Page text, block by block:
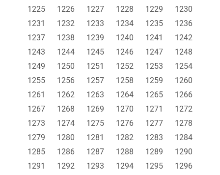
1225
1226 1227 1228 1229
1230
1231
1232 1233 1234 1235
1236
1237
1238 1239 1240 1241
1242
1243
1244 1245 1246 1247
1248
1249
1250 1251 1252 1253
1254
1255
1256 1257 1258 1259
1260
1261
1262 1263 1264 1265
1266
1267
1268 1269 1270 1271
1272
1273
1274 1275 1276 1277
1278
1279
1280 1281 1282 1283
1284
1285
1286 1287 1288 1289
1290
1291
1292 1293 1294 1295
1296